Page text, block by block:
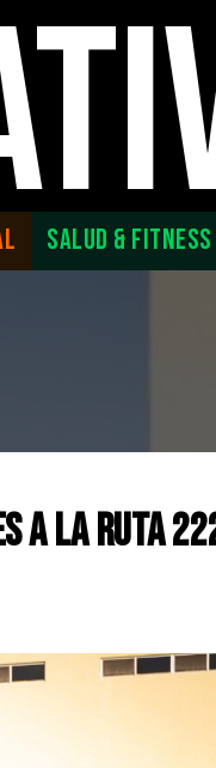
SALUD & FITNESS
a la Ruta